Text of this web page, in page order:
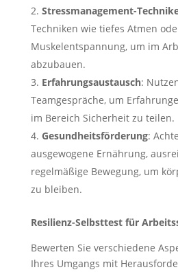
Stressmanagement-
Techniken wie tiefes Atmen
Muskelentspannung, um im
abzubauen.
Erfahrungsaustausch:
Teamgespräche, um
im Bereich Sicherheit zu teilen.
Gesundheitsförderung:
ausgewogene Ernährung,
regelmäßige Bewegung, um
zu bleiben.
Resilienz-Selbsttest für
Bewerten Sie verschiedene
Ihres Umgangs mit